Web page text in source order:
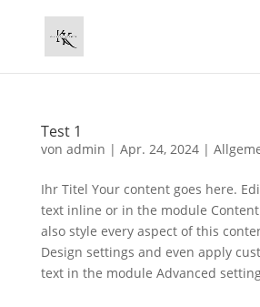
Test 1
von admin | Apr. 24, 2024|
Ihr Titel Your content goes here.
text inline or in the module
also style every aspect of this
Design settings and even apply
text in the module Advanced